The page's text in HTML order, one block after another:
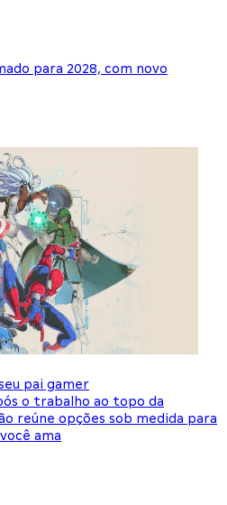
para 2028, com novo
pai gamer
o trabalho ao topo da
reúne opções sob medida para
ama